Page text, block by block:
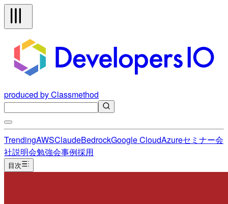
produced by Classmethod
TrendingAWSClaudeBedrockGoogle CloudAzureセミナー会
社説明会勉強会事例採用
目次